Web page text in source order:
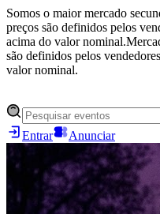
Somos o maior mercado
preços são definidos pelos
acima do valor nominal.
são definidos pelos
valor nominal.
Entrar Anunciar